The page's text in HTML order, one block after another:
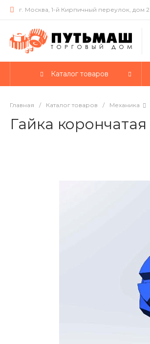
г. Москва, 1-й Кирпичный переулок, дом 2
Каталог товаров
Главная / Каталог товаров / Механика
Гайка корончатая